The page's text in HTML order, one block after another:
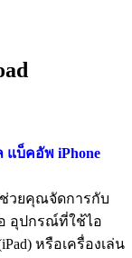
แบ็คอัพ iPhone
วยคุณจัดการกับ
อุปกรณ์ที่ใช้ไอ
หรือเครื่องเล่น